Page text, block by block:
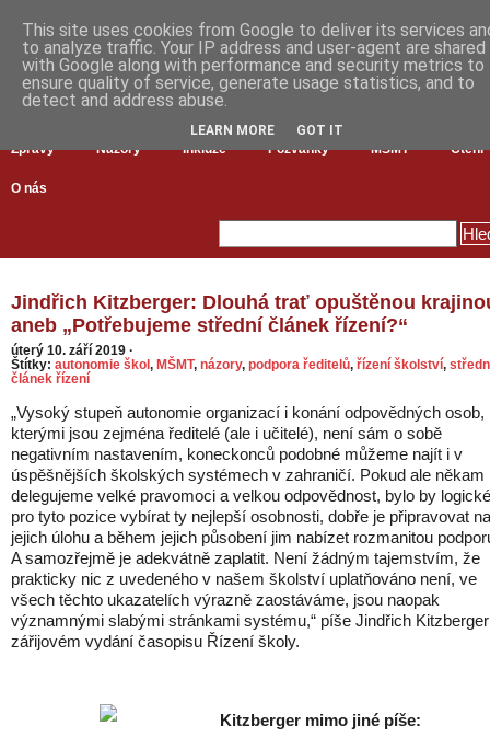
Zprávy Názory Inkluze Pozvánky MŠMT Čtení
O nás
Jindřich Kitzberger: Dlouhá trať opuštěnou
aneb „Potřebujeme střední článek řízení?“
úterý 10. září 2019 ·
Štítky: autonomie škol, MŠMT, názory, podpora ředitelů, řízení školství,
článek řízení
„Vysoký stupeň autonomie organizací i konání odpovědných osob,
kterými jsou zejména ředitelé (ale i učitelé), není sám o sobě
negativním nastavením, koneckonců podobné můžeme najít i v
úspěšnějších školských systémech v zahraničí. Pokud ale někam
delegujeme velké pravomoci a velkou odpovědnost, bylo by logické
pro tyto pozice vybírat ty nejlepší osobnosti, dobře je připravovat na
jejich úlohu a během jejich působení jim nabízet rozmanitou
A samozřejmě je adekvátně zaplatit. Není žádným tajemstvím, že
prakticky nic z uvedeného v našem školství uplatňováno není, ve
všech těchto ukazatelích výrazně zaostáváme, jsou naopak
významnými slabými stránkami systému,“ píše Jindřich
zářijovém vydání časopisu Řízení školy.
Kitzberger mimo jiné píše:
This site uses cookies from Google to deliver its services
to analyze traffic. Your IP address and user-agent are shared
with Google along with performance and security metrics to
ensure quality of service, generate usage statistics, and to
detect and address abuse.
LEARN MORE GOT IT